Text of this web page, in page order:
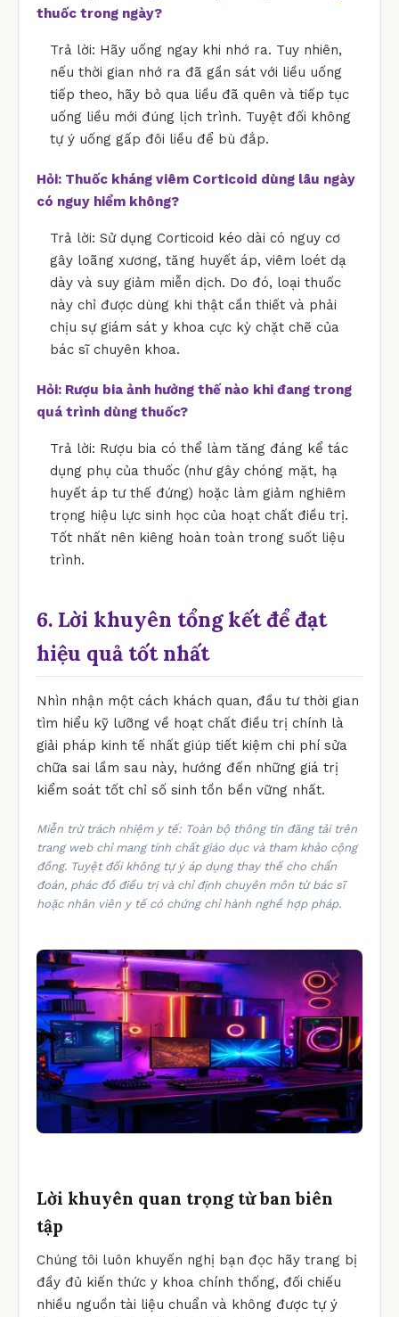
thuốc trong ngày?
Trả lời: Hãy uống ngay khi nhớ ra. Tuy nhiên,
nếu thời gian nhớ ra đã gần sát với liều uống
tiếp theo, hãy bỏ qua liều đã quên và tiếp tục
uống liều mới đúng lịch trình. Tuyệt đối không
tự ý uống gấp đôi liều để bù đắp.
Hỏi: Thuốc kháng viêm Corticoid dùng lâu ngày
có nguy hiểm không?
Trả lời: Sử dụng Corticoid kéo dài có nguy cơ
gây loãng xương, tăng huyết áp, viêm loét dạ
dày và suy giảm miễn dịch. Do đó, loại thuốc
này chỉ được dùng khi thật cần thiết và phải
chịu sự giám sát y khoa cực kỳ chặt chẽ của
bác sĩ chuyên khoa.
Hỏi: Rượu bia ảnh hưởng thế nào khi đang trong
quá trình dùng thuốc?
Trả lời: Rượu bia có thể làm tăng đáng kể tác
dụng phụ của thuốc (như gây chóng mặt, hạ
huyết áp tư thế đứng) hoặc làm giảm nghiêm
trọng hiệu lực sinh học của hoạt chất điều trị.
Tốt nhất nên kiêng hoàn toàn trong suốt liệu
trình.
6. Lời khuyên tổng kết để đạt
hiệu quả tốt nhất
Nhìn nhận một cách khách quan, đầu tư thời gian
tìm hiểu kỹ lưỡng về hoạt chất điều trị chính là
giải pháp kinh tế nhất giúp tiết kiệm chi phí sửa
chữa sai lầm sau này, hướng đến những giá trị
kiểm soát tốt chỉ số sinh tồn bền vững nhất.
Miễn trừ trách nhiệm y tế: Toàn bộ thông tin đăng tải trên
trang web chỉ mang tính chất giáo dục và tham khảo cộng
đồng. Tuyệt đối không tự ý áp dụng thay thế cho chẩn
đoán, phác đồ điều trị và chỉ định chuyên môn từ bác sĩ
hoặc nhân viên y tế có chứng chỉ hành nghề hợp pháp.
Lời khuyên quan trọng từ ban biên
tập
Chúng tôi luôn khuyến nghị bạn đọc hãy trang bị
đầy đủ kiến thức y khoa chính thống, đối chiếu
nhiều nguồn tài liệu chuẩn và không được tự ý